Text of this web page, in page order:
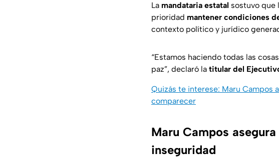
La mandataria estatal sostuvo que
prioridad mantener condiciones
contexto político y jurídico
“Estamos haciendo todas las
paz”, declaró la titular del
Quizás te interese: Maru Campos
comparecer
Maru Campos
inseguridad